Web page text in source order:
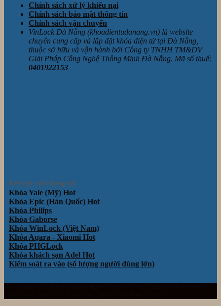
Chính sách xử lý khiếu nại
Chính sách bảo mật thông tin
Chính sách vận chuyển
VinLock Đà Nẵng (khoadientudanang.vn) là website
chuyên cung cấp và lắp đặt khóa điện tử tại Đà Nẵng,
thuộc sở hữu và vận hành bởi Công ty TNHH TM&DV
Giải Pháp Công Nghệ Thông Minh Đà Nẵng. Mã số thuế:
0401922153
Kết nối với chúng tôi
Khóa Yale (Mỹ)
Khóa Epic (Hàn Quốc)
Khóa Philips
Khóa Gaborse
Khóa WinLock (Việt Nam)
Khóa Aqara - Xiaomi
Khóa PHGLock
Khóa khách sạn Adel
Kiểm soát ra vào (số lượng người dùng lớn)